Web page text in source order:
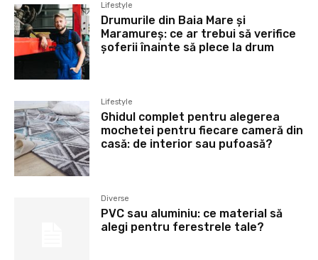
Lifestyle
Drumurile din Baia Mare și
Maramureș: ce ar trebui să verifice
șoferii înainte să plece la drum
Lifestyle
Ghidul complet pentru alegerea
mochetei pentru fiecare cameră din
casă: de interior sau pufoasă?
Diverse
PVC sau aluminiu: ce material să
alegi pentru ferestrele tale?